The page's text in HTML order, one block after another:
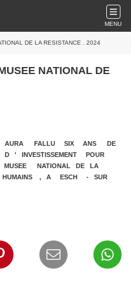
MENU
DE LA RESISTANCE . 2024
FALLU SIX ANS DE
' INVESTISSEMENT POUR
MUSEE NATIONAL DE LA
HUMAINS , A ESCH - SUR